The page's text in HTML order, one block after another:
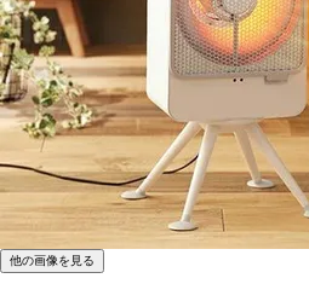
他の画像を見る